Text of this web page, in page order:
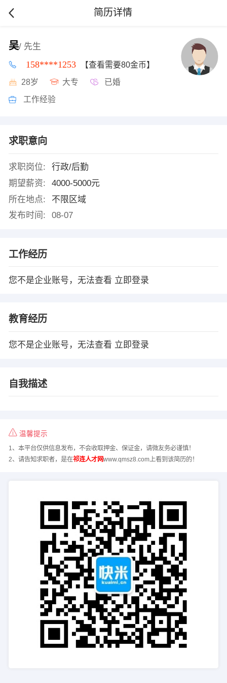
简历详情
吴/ 先生
158****1253 【查看需要80金币】
28岁 大专 已婚
工作经验
求职意向
求职岗位:
行政/后勤
期望薪资:
4000-5000元
所在地点:
不限区域
发布时间:
08-07
工作经历
您不是企业账号，无法查看 立即登录
教育经历
您不是企业账号，无法查看 立即登录
自我描述
温馨提示
1、本平台仅供信息发布，不会收取押金、保证金，请微友务必谨慎！
2、请告知求职者，是在祁连人才网www.qmsz8.com上看到该简历的！